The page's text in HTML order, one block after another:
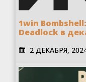
1win
Deadlock в
2 ДЕКАБРЯ,